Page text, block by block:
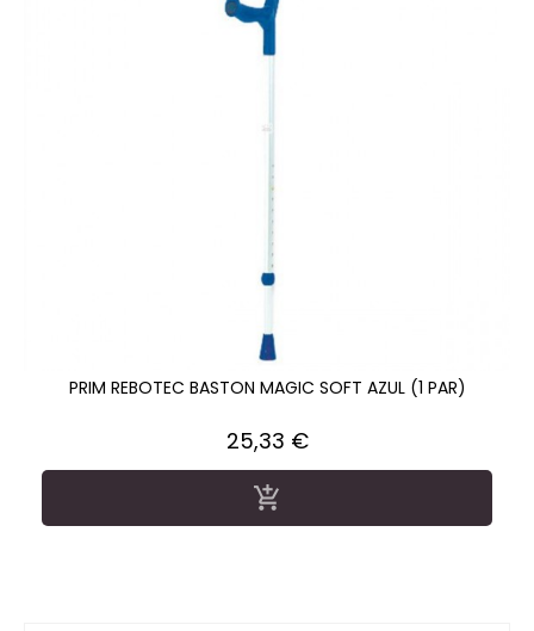
PRIM REBOTEC BASTON MAGIC SOFT AZUL (1 PAR)
Precio
25,33 €
